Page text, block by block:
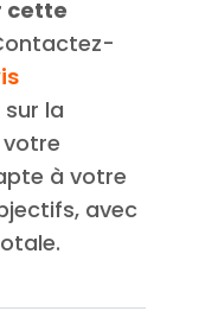
cette
la
à votre
avec